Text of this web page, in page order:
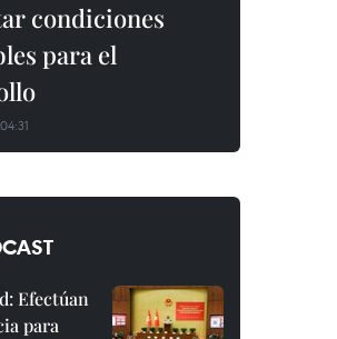
condiciones
para el
Efectúan
para